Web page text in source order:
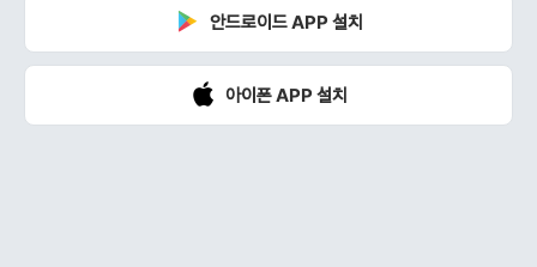
안드로이드 APP 설치
아이폰 APP 설치